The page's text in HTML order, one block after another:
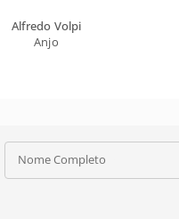
Alfredo Volpi
Anjo
Nome Completo